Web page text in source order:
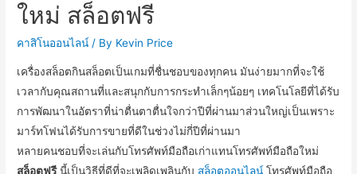
ใหม่ สล็อตฟรี
คาสิโนออนไลน์ / By Kevin Price
เครื่องสล็อตกินสล็อตเป็นเกมที่ชื่นชอบของทุกคน มันง่ายมากที่จะใช้
เวลากับคุณสถานที่และสนุกกับการกระทำเล็กๆน้อยๆ เทคโนโลยีที่ได้รับ
การพัฒนาในอัตราที่น่าตื่นตาตื่นใจกว่าปีที่ผ่านมาส่วนใหญ่เป็นเพราะ
มาร์ทโฟนได้รับการขายที่ดีในช่วงไม่กี่ปีที่ผ่านมา
หลายคนชอบที่จะเล่นกับโทรศัพท์มือถือเก่าแทนโทรศัพท์มือถือใหม่
สล็อตฟรีนี้เป็นวิธีที่ดีที่จะเพลิดเพลินกับ สล็อตออนไลน์ โทรศัพท์มือถือ